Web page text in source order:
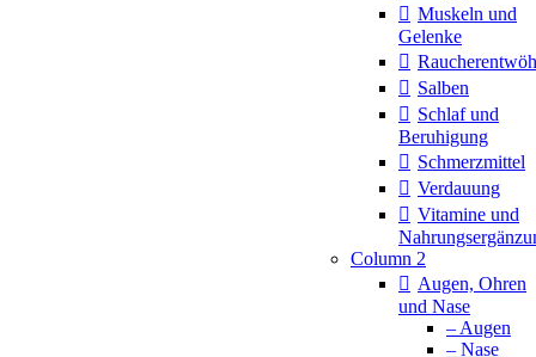
Muskeln und
Gelenke
Salben
Schlaf und
Beruhigung
Schmerzmittel
Verdauung
Vitamine und
Column 2
Augen, Ohren
und Nase
– Augen
– Nase